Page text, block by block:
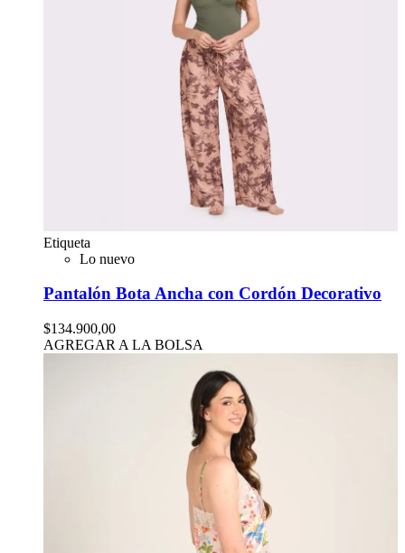
Etiqueta
Lo nuevo
Pantalón Bota Ancha con Cordón Decorativo
$134.900,00
AGREGAR A LA BOLSA